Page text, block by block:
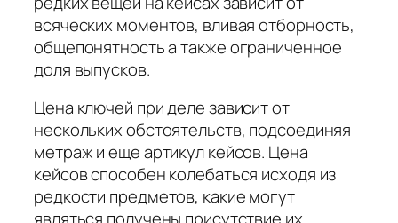
всяческих моментов, вливая отборность,
общепонятность а также ограниченное
доля выпусков.
Цена ключей при деле зависит от
нескольких обстоятельств, подсоединяя
метраж и еще артикул кейсов. Цена
кейсов способен колебаться исходя из
редкости предметов, какие могут